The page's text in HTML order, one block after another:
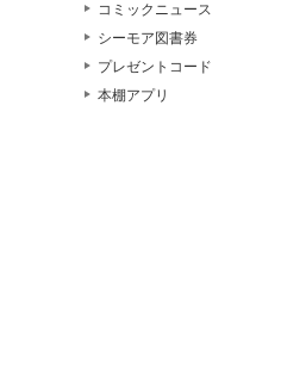
コミックニュース
シーモア図書券
プレゼントコード
本棚アプリ